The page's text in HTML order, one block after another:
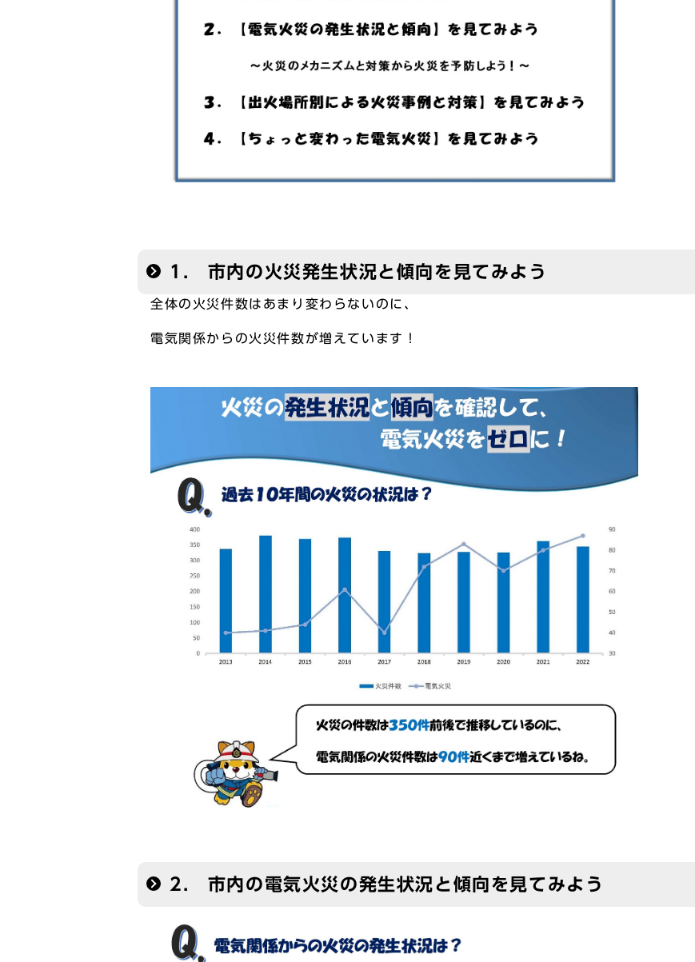
1. 市内の火災発生状況と傾向を見てみよう
全体の火災件数はあまり変わらないのに、
電気関係からの火災件数が増えています！
2. 市内の電気火災の発生状況と傾向を見てみよう